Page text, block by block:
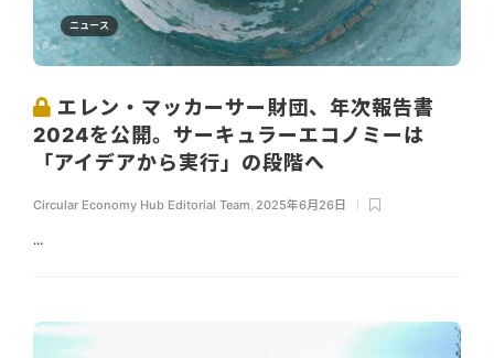
ニュース
エレン・マッカーサー財団、年次報告書
2024を公開。サーキュラーエコノミーは
「アイデアから実行」の段階へ
Circular Economy Hub Editorial Team, 2025年6月26日
...